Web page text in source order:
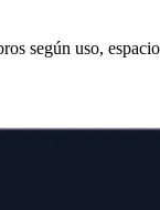
según uso,